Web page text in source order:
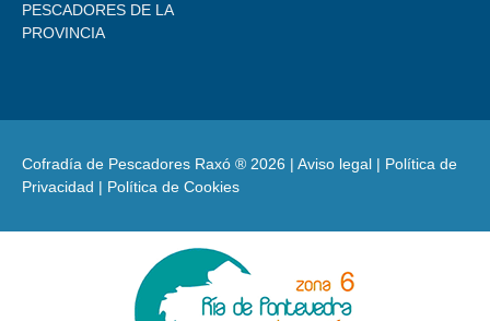
PESCADORES DE LA
PROVINCIA
Cofradía de Pescadores Raxó ® 2026 | Aviso legal | Política de
Privacidad | Política de Cookies